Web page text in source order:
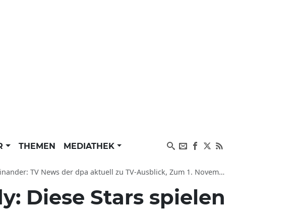
THEMEN MEDIATHEK
News der dpa aktuell zu TV-Ausblick, Zum 1. November und Medien
Diese Stars spielen